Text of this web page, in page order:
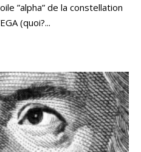
”alpha” de la constellation
(quoi?...